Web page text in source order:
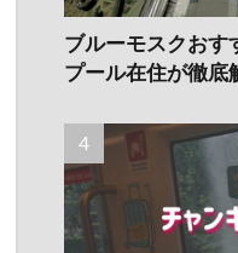
ブルーモスクおす
プール在住が徹底